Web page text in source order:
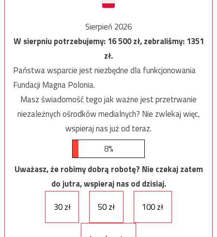
Sierpień 2026
W sierpniu potrzebujemy:16 500zł, zebraliśmy:1351
zł.
Państwa wsparcie jest niezbędne dla funkcjonowania
Fundacji Magna Polonia.
Masz świadomość tego jak ważne jest przetrwanie
niezależnych ośrodków medialnych? Nie zwlekaj więc,
wspieraj nas już od teraz.
8%
Uważasz, że robimy dobrą robotę? Nie czekaj zatem
do jutra, wspieraj nas od dzisiaj.
30 zł
50 zł 100 zł